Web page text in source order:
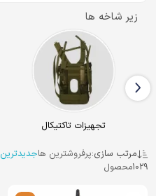
زیر شاخه ها
کیف و کوله سفری
مرتب سازی:پرفروشترین هاجدیدترین
1029محصول